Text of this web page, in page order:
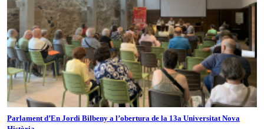
Parlament d’En Jordi Bilbeny a l’obertura de la 13a Universitat Nova